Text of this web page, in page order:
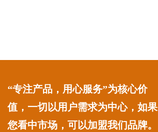
“专注产品，用心服务”为核心价
值，一切以用户需求为中心，如果
您看中市场，可以加盟我们品牌。